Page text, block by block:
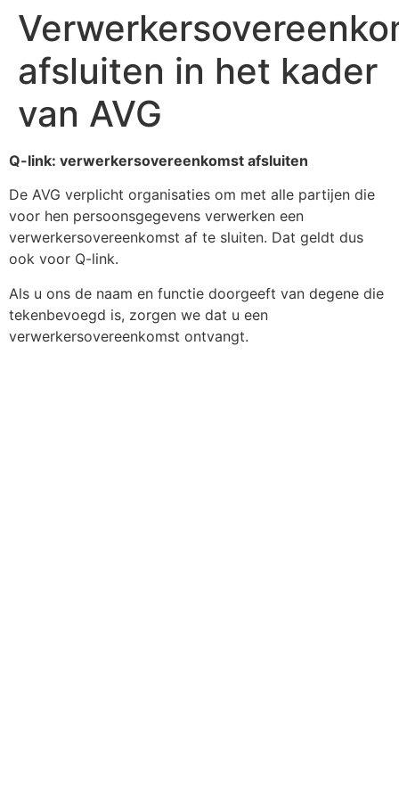
afsluiten in het kader
van AVG
Q-link: verwerkersovereenkomst afsluiten
De AVG verplicht organisaties om met alle partijen die
voor hen persoonsgegevens verwerken een
verwerkersovereenkomst af te sluiten. Dat geldt dus
ook voor Q-link.
Als u ons de naam en functie doorgeeft van degene die
tekenbevoegd is, zorgen we dat u een
verwerkersovereenkomst ontvangt.